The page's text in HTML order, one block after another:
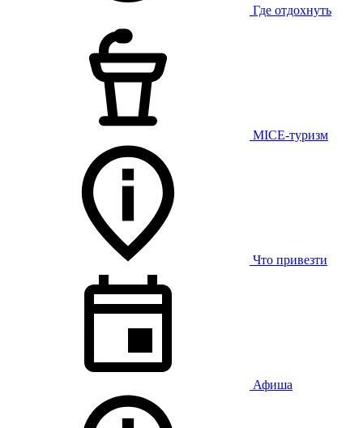
Где отдохнуть
MICE-туризм
Что привезти
Афиша